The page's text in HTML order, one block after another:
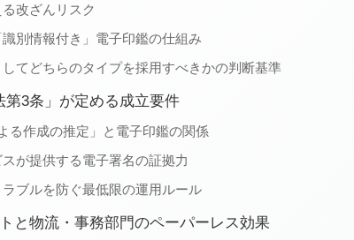
改ざんリスク
別情報付き」電子印鑑の仕組み
てどちらのタイプを採用すべきかの判断基準
3条」が定める成立要件
る作成の推定」と電子印鑑の関係
が提供する電子署名の証拠力
ブルを防ぐ最低限の運用ルール
と物流・事務部門のペーパーレス効果